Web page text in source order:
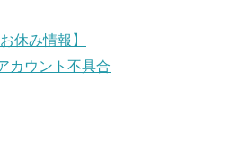
休み情報】
カウント不具合